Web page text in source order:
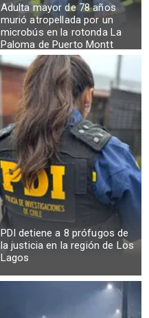
Adulta mayor de 78 años
murió atropellada por un
microbús en la rotonda La
Paloma de Puerto Montt
PDI detiene a 8 prófugos de
la justicia en la región de Los
Lagos